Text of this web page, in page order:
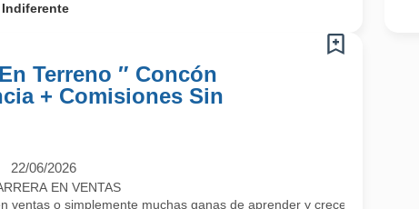
Terreno ″ Concón
+ Comisiones Sin
22/06/2026
EN VENTAS
ventas o simplemente muchas ganas de aprender y crecer?